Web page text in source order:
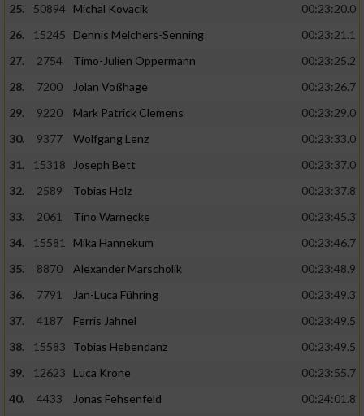
25.
50894 Michal Kovacik
00:23:20.0
26.
15245 Dennis Melchers-Senning
00:23:21.1
27.
2754 Timo-Julien Oppermann
00:23:25.2
28.
7200 Jolan Voßhage
00:23:26.7
29.
9220 Mark Patrick Clemens
00:23:29.0
30.
9377 Wolfgang Lenz
00:23:33.0
31.
15318 Joseph Bett
00:23:37.0
32.
2589 Tobias Holz
00:23:37.8
33.
2061 Tino Warnecke
00:23:45.3
34.
15581 Mika Hannekum
00:23:46.7
35.
8870 Alexander Marscholik
00:23:48.9
36.
7791 Jan-Luca Führing
00:23:49.3
37.
4187 Ferris Jahnel
00:23:49.5
38.
15583 Tobias Hebendanz
00:23:49.5
39.
12623 Luca Krone
00:23:55.7
40.
4433 Jonas Fehsenfeld
00:24:01.8